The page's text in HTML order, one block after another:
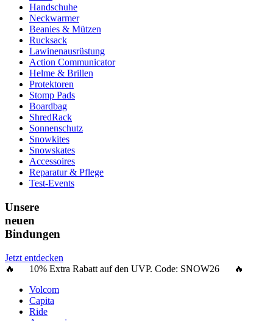
Handschuhe
Neckwarmer
Beanies & Mützen
Rucksack
Lawinenausrüstung
Action Communicator
Helme & Brillen
Protektoren
Stomp Pads
Boardbag
ShredRack
Sonnenschutz
Snowkites
Snowskates
Accessoires
Reparatur & Pflege
Test-Events
Unsere
neuen
Bindungen
Jetzt entdecken
🔥 10% Extra Rabatt auf den UVP. Code: SNOW26 🔥
Volcom
Capita
Ride